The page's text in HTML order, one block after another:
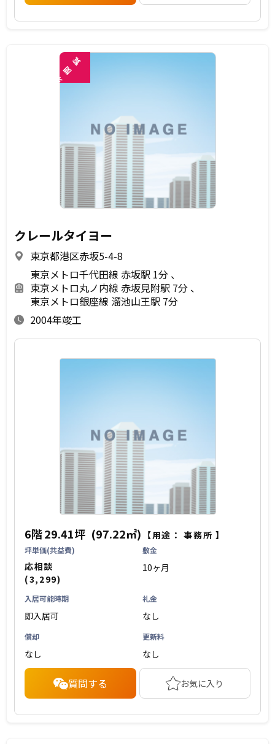
未
閲
覧
クレールタイヨー
東京都港区赤坂5-4-8
東京メトロ千代田線 赤坂駅 1分
東京メトロ丸ノ内線 赤坂見附駅 7分
東京メトロ銀座線 溜池山王駅 7分
2004年竣工
6階29.41坪 (97.22㎡) 【用途：事務所 】
坪単価(共益費)
応相談
(3,299)
敷金
10ヶ月
入居可能時期
即入居可
礼金
なし
償却
なし
更新料
なし
質問する お気に入り